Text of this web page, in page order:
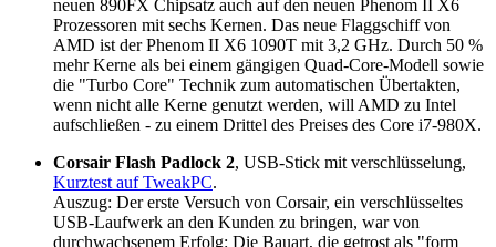
neuen 890FX Chipsatz auch auf den neuen Phenom II X6
Prozessoren mit sechs Kernen. Das neue Flaggschiff von
AMD ist der Phenom II X6 1090T mit 3,2 GHz. Durch 50 %
mehr Kerne als bei einem gängigen Quad-Core-Modell sowie
die "Turbo Core" Technik zum automatischen Übertakten,
wenn nicht alle Kerne genutzt werden, will AMD zu Intel
aufschließen - zu einem Drittel des Preises des Core i7-980X.
Corsair Flash Padlock 2, USB-Stick mit verschlüsselung,
Kurztest auf TweakPC.
Auszug: Der erste Versuch von Corsair, ein verschlüsseltes
USB-Laufwerk an den Kunden zu bringen, war von
durchwachsenem Erfolg: Die Bauart, die getrost als "form